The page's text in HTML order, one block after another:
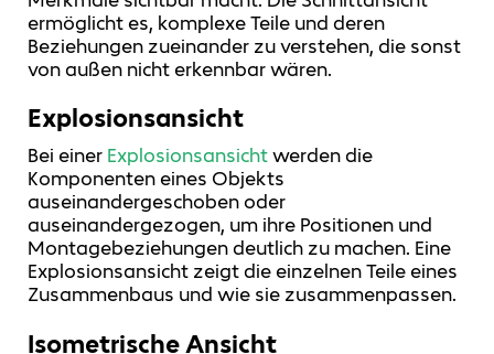
ermöglicht es, komplexe Teile und deren
Beziehungen zueinander zu verstehen, die sonst
von außen nicht erkennbar wären.
Explosionsansicht
Bei einer Explosionsansichtwerden die
Komponenten eines Objekts
auseinandergeschoben oder
auseinandergezogen, um ihre Positionen und
Montagebeziehungen deutlich zu machen. Eine
Explosionsansicht zeigt die einzelnen Teile eines
Zusammenbaus und wie sie zusammenpassen.
Isometrische Ansicht